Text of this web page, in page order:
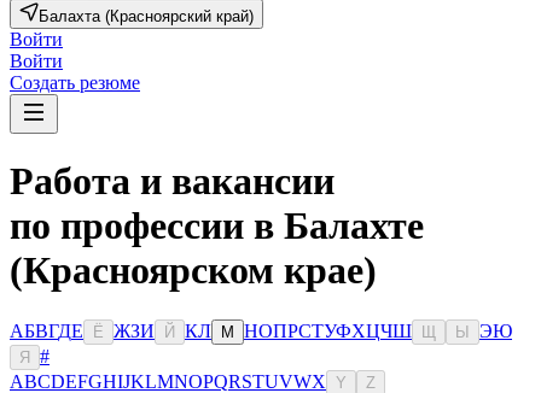
Балахта (Красноярский край)
Войти
Войти
Создать резюме
Работа и вакансии
по профессии в Балахте
(Красноярском крае)
АБВГДЕ Ё ЖЗИ Й КЛ М НОПРСТУФХЦЧШ Ы ЭЮ
Я
#
ABCDEFGHIJKLMNOPQRSTUVWX Y Z